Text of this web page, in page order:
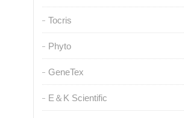
Tocris
Phyto
GeneTex
E＆K Scientific